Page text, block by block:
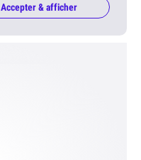
Accepter & afficher